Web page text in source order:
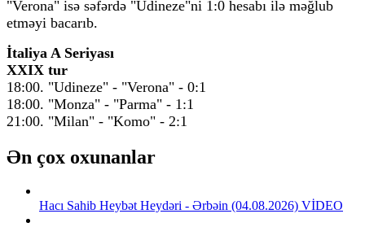
"Verona" isə səfərdə "Udineze"ni 1:0 hesabı ilə məğlub
etməyi bacarıb.
İtaliya A Seriyası
XXIX tur
18:00. "Udineze" - "Verona" - 0:1
18:00. "Monza" - "Parma" - 1:1
21:00. "Milan" - "Komo" - 2:1
Ən çox oxunanlar
Hacı Sahib Heybət Heydəri - Ərbəin (04.08.2026) VİDEO